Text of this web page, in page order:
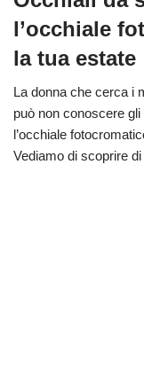
l’occhiale
la tua estate
La donna che cerca i
può non conoscere
l’occhiale
Vediamo di scoprire